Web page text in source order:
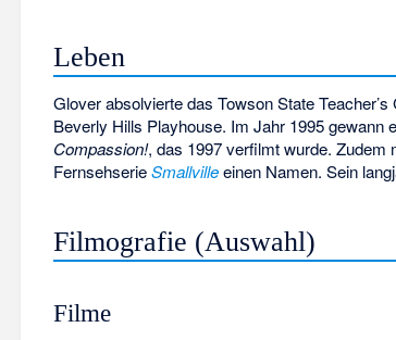
Leben
Glover absolvierte das Towson State
Beverly Hills Playhouse. Im Jahr 1995 gewann
Compassion!, das 1997 verfilmt wurde. Zudem
FernsehserieSmallvilleeinen Namen. Sein
Filmografie (Auswahl)
Filme